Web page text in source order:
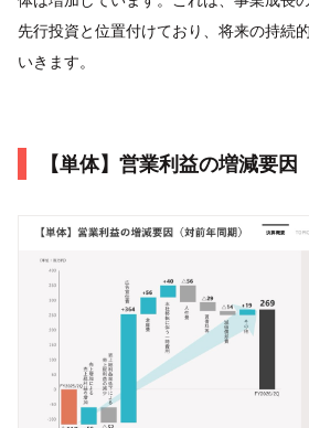
先行投資と位置付けており、将来の持続
いきます。
【単体】営業利益の増減要因